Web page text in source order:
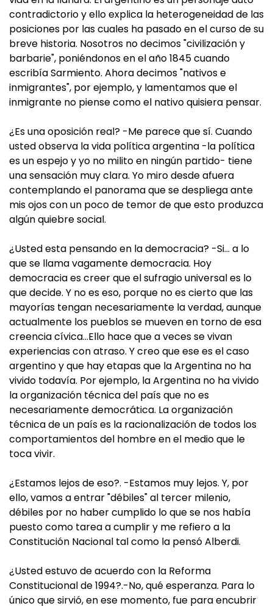
contradictorio y ello explica la heterogeneidad de las
posiciones por las cuales ha pasado en el curso de su
breve historia. Nosotros no decimos "civilización y
barbarie", poniéndonos en el año 1845 cuando
escribía Sarmiento. Ahora decimos "nativos e
inmigrantes", por ejemplo, y lamentamos que el
inmigrante no piense como el nativo quisiera pensar.
¿Es una oposición real? -Me parece que sí. Cuando
usted observa la vida política argentina -la política
es un espejo y yo no milito en ningún partido- tiene
una sensación muy clara. Yo miro desde afuera
contemplando el panorama que se despliega ante
mis ojos con un poco de temor de que esto produzca
algún quiebre social.
¿Usted esta pensando en la democracia? -Si… a lo
que se llama vagamente democracia. Hoy
democracia es creer que el sufragio universal es lo
que decide. Y no es eso, porque no es cierto que las
mayorías tengan necesariamente la verdad, aunque
actualmente los pueblos se mueven en torno de esa
creencia cívica…Ello hace que a veces se vivan
experiencias con atraso. Y creo que ese es el caso
argentino y que hay etapas que la Argentina no ha
vivido todavía. Por ejemplo, la Argentina no ha vivido
la organización técnica del país que no es
necesariamente democrática. La organización
técnica de un país es la racionalización de todos los
comportamientos del hombre en el medio que le
toca vivir.
¿Estamos lejos de eso?. -Estamos muy lejos. Y, por
ello, vamos a entrar "débiles" al tercer milenio,
débiles por no haber cumplido lo que se nos había
puesto como tarea a cumplir y me refiero a la
Constitución Nacional tal como la pensó Alberdi.
¿Usted estuvo de acuerdo con la Reforma
Constitucional de 1994?.-No, qué esperanza. Para lo
único que sirvió, en ese momento, fue para encubrir